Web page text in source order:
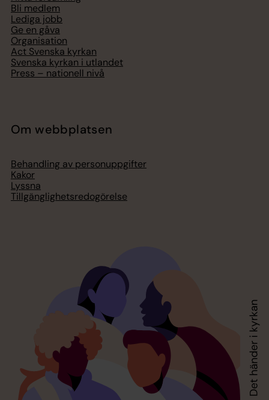
Bli medlem
Lediga jobb
Ge en gåva
Organisation
Act Svenska kyrkan
Svenska kyrkan i utlandet
Press – nationell nivå
Om webbplatsen
Behandling av personuppgifter
Kakor
Lyssna
Tillgänglighetsredogörelse